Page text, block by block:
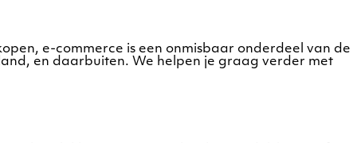
e-commerce is een onmisbaar onderdeel van de
en daarbuiten. We helpen je graag verder met